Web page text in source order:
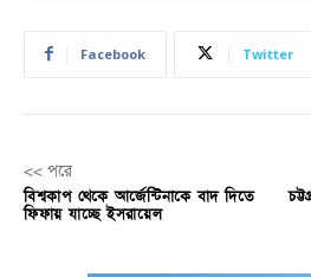
Facebook Twitter
<< পরে
বিশ্বকাপ থেকে আর্জেন্টিনাকে বাদ দিতে
ফিফায় যাচ্ছে ইসরায়েল